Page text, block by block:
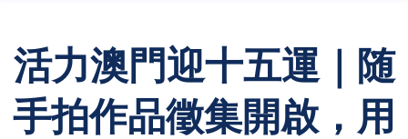
活力澳門迎十五運｜随
手拍作品徵集開啟，用